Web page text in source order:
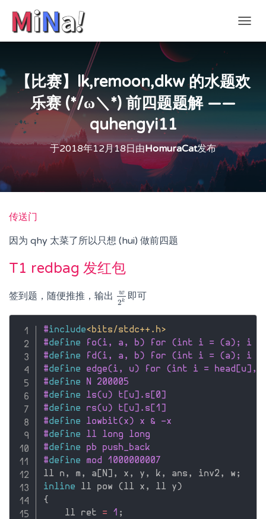
换
【比赛】lk,remoon,dkw 的水题欢
乐赛 (*/ω＼*) 前四题题解 ——
quhengyi11
于2018年12月18日 由HomuraCat发布
传送门
因为 qhy 太菜了所以只想 (hui) 做前四题
T1 redbag 发红包
签到题，随便推推，输出 w
2k
w2k
即可
#include<bits/stdc++.h>
#define fo(i, a, b) for (int i = (a); i
#define fd(i, a, b) for (int i = (a); i
#define edge(i, u) for (int i =
#define N 200005
#define ls(u) t[u].s[0]
#define rs(u) t[u].s[1]
#define lowbit(x) x & -x
#define ll long long
#define pb push_back
#define mod 1000000007
ll n , m , a [N] , x , y , k , ans , inv2 , w ;
inline ll pow (ll x , ll y)
{
    ll ret
= 1 ;